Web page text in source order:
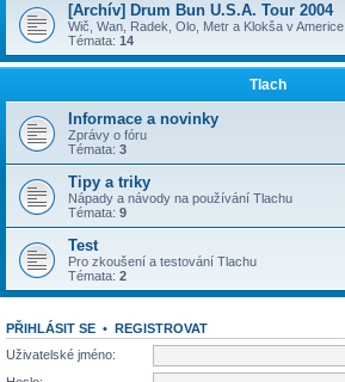
[Archív] Drum Bun U.S.A. Tour 2004
Wič, Wan, Radek, Olo, Metr a Klokša v Americe
Témata: 14
Tlach
Informace a novinky
Zprávy o fóru
Témata: 3
Tipy a triky
Nápady a návody na používání Tlachu
Témata: 9
Test
Pro zkoušení a testování Tlachu
Témata: 2
PŘIHLÁSIT SE • REGISTROVAT
Uživatelské jméno: